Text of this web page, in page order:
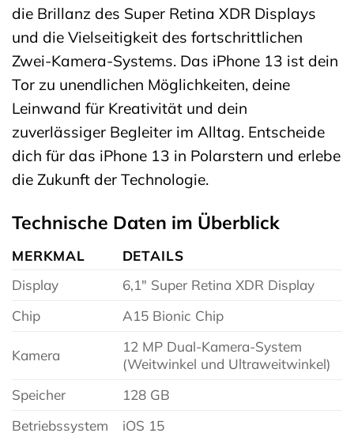
die Brillanz des Super Retina XDR Displays
und die Vielseitigkeit des fortschrittlichen
Zwei-Kamera-Systems. Das iPhone 13 ist dein
Tor zu unendlichen Möglichkeiten, deine
Leinwand für Kreativität und dein
zuverlässiger Begleiter im Alltag. Entscheide
dich für das iPhone 13 in Polarstern und erlebe
die Zukunft der Technologie.
Technische Daten im Überblick
MERKMAL
DETAILS
Display
6,1″ Super Retina XDR Display
Chip
A15 Bionic Chip
Kamera
12 MP Dual-Kamera-System
(Weitwinkel und Ultraweitwinkel)
Speicher
128 GB
Betriebssystem
iOS 15